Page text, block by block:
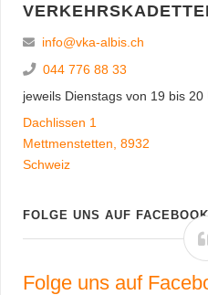
info@vka-albis.ch
044 776 88 33
jeweils Dienstags von 19 bis 20
Dachlissen 1
Mettmenstetten 8932
Schweiz
FOLGE UNS AUF FACEBOOK
Folge uns auf